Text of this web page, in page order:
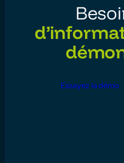
Essayez la démo